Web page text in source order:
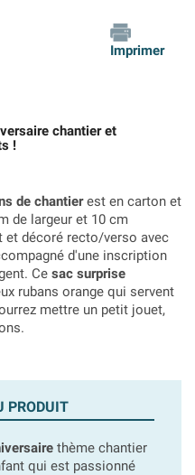
Imprimer
chantier et
!
de chantierest en carton et
de largeur et 10 cm
et décoré recto/verso avec
d'une inscription
Ce sac surprise
rubans orange qui servent
mettre un petit jouet,
PRODUIT
thème chantier
qui est passionné